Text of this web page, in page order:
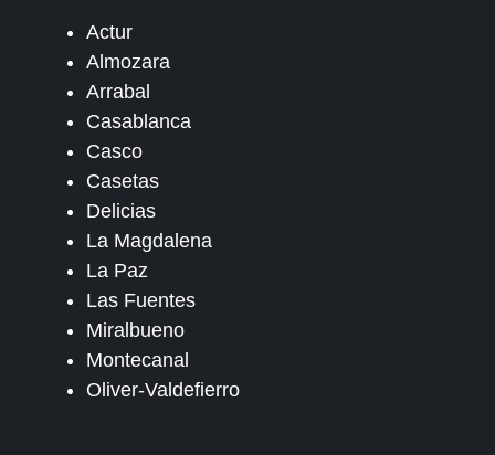
Actur
Almozara
Arrabal
Casablanca
Casco
Casetas
Delicias
La Magdalena
La Paz
Las Fuentes
Miralbueno
Montecanal
Oliver-Valdefierro